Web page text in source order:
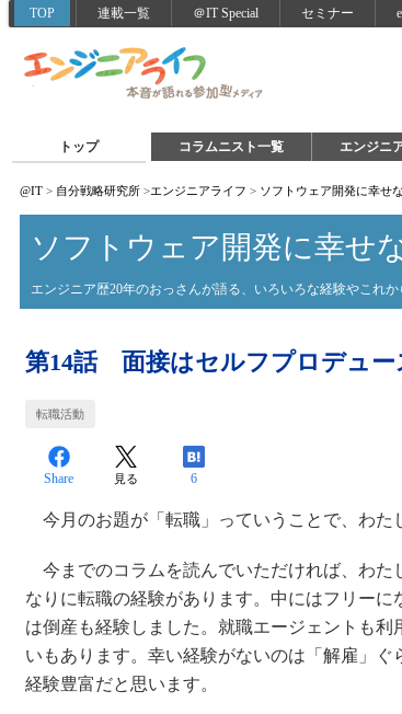
TOP 連載一覧 ＠IT Special セミナー
トップ コラムニスト一覧 エンジニ
@IT > 自分戦略研究所 >エンジニアライフ > ソフトウェア開発に幸せ
ソフトウェア開発に幸せ
エンジニア歴20年のおっさんが語る、いろいろな経験やこれ
第14話 面接はセルフプロデュー
転職活動
Share 見る 6
今月のお題が「転職」っていうことで、わた
今までのコラムを読んでいただければ、わた
なりに転職の経験があります。中にはフリー
は倒産も経験しました。就職エージェントも
いもあります。幸い経験がないのは「解雇」
経験豊富だと思います。